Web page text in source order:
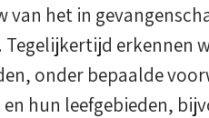
het in
erkennen
onder bepaalde
hun leefgebieden,